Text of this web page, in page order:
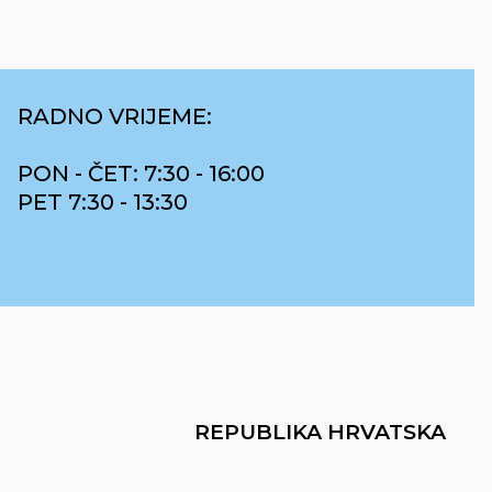
RADNO VRIJEME:
PON - ČET: 7:30 - 16:00
PET 7:30 - 13:30
REPUBLIKA HRVATSKA